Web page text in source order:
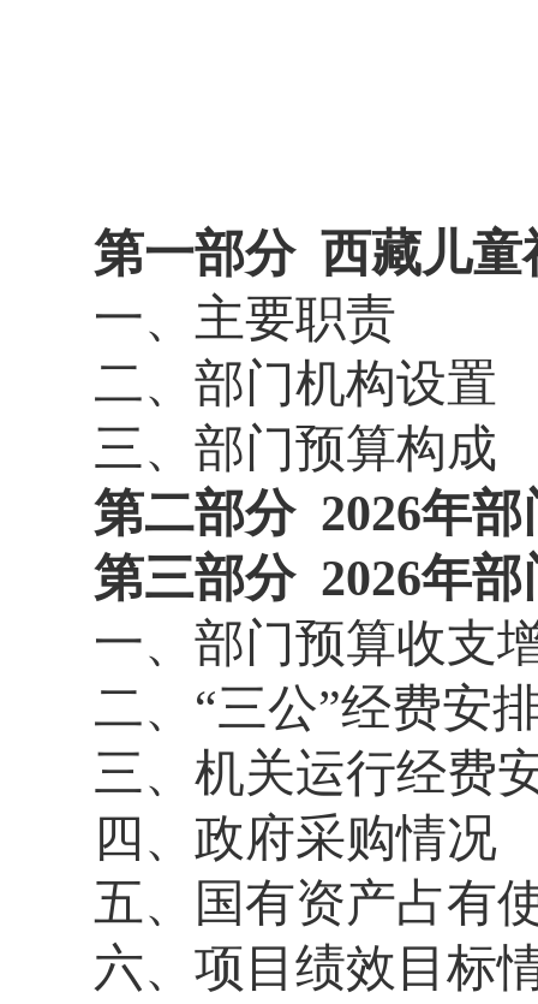
第一部分 西藏儿童
一、主要职责
二、部门机构设置
三、 部门预算构成
第二部分 2026年部
第三部分 2026年部
一、部门预算收支
二、“三公”经费安
三、机关运行经费
四、政府采购情况
五、国有资产占有
六、 项目绩效目标